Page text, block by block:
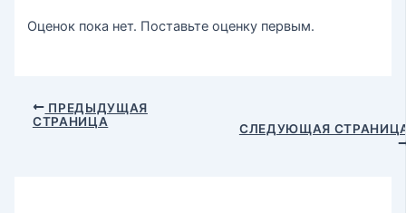
Оценок пока нет. Поставьте оценку первым.
ПРЕДЫДУЩАЯ
СТРАНИЦА
СЛЕДУЮЩАЯ